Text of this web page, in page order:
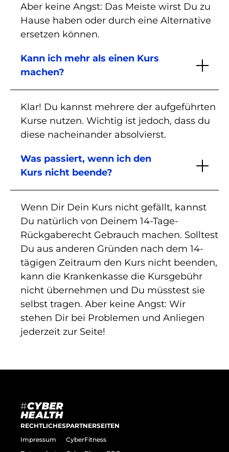
Aber keine Angst: Das Meiste wirst Du zu
Hause haben oder durch eine Alternative
ersetzen können.
Kann ich mehr als einen Kurs
machen?
Klar! Du kannst mehrere der aufgeführten
Kurse nutzen. Wichtig ist jedoch, dass du
diese nacheinander absolvierst.
Was passiert, wenn ich den
Kurs nicht beende?
Wenn Dir Dein Kurs nicht gefällt, kannst
Du natürlich von Deinem 14-Tage-
Rückgaberecht Gebrauch machen. Solltest
Du aus anderen Gründen nach dem 14-
tägigen Zeitraum den Kurs nicht beenden,
kann die Krankenkasse die Kursgebühr
nicht übernehmen und Du müsstest sie
selbst tragen. Aber keine Angst: Wir
stehen Dir bei Problemen und Anliegen
jederzeit zur Seite!
RECHTLICHES
Impressum
PARTNERSEITEN
CyberFitness